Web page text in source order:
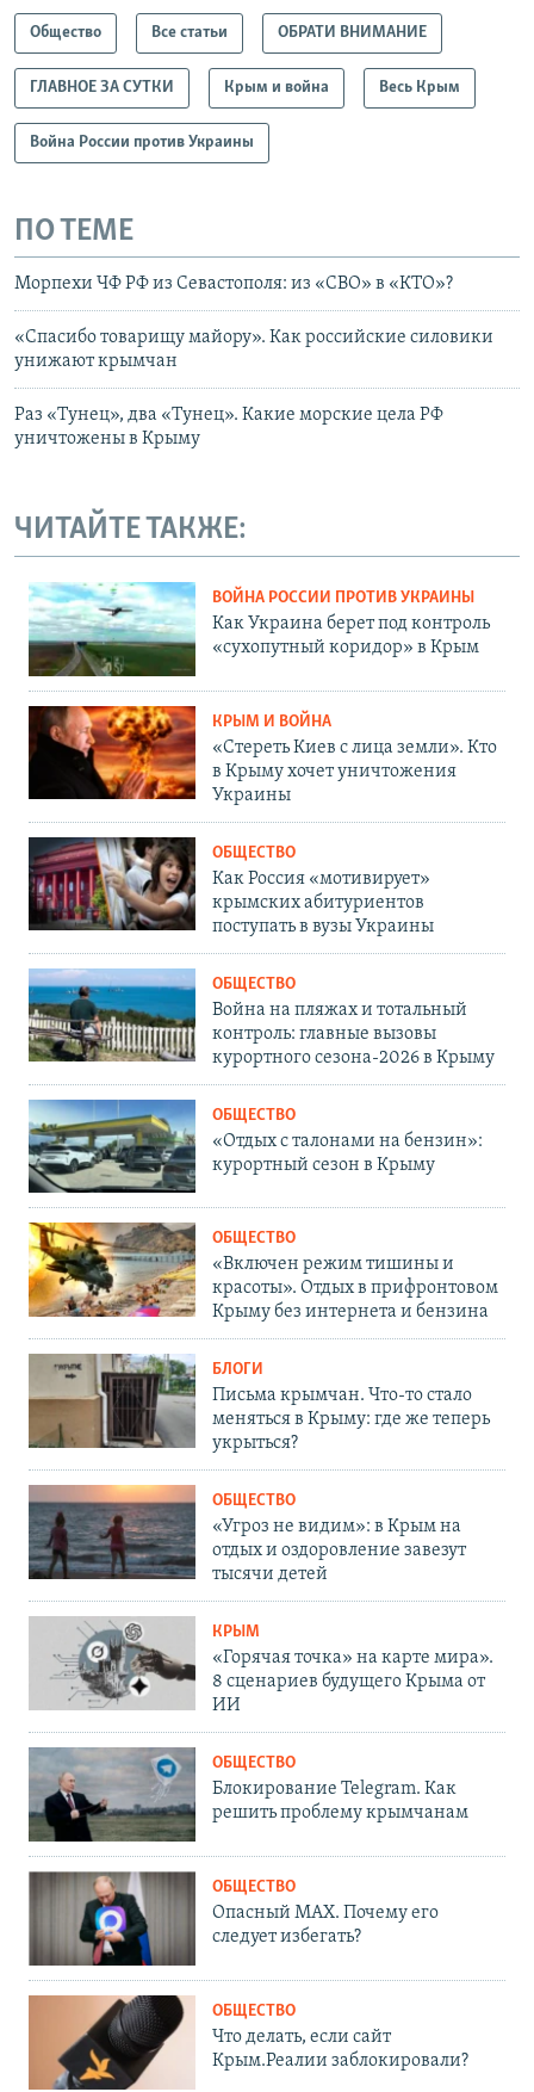
Общество Все статьи ОБРАТИ ВНИМАНИЕ
ГЛАВНОЕ ЗА СУТКИ Крым и война Весь Крым
Война России против Украины
ПО ТЕМЕ
Морпехи ЧФ РФ из Севастополя: из «СВО» в «КТО»?
«Спасибо товарищу майору». Как российские силовики
унижают крымчан
Раз «Тунец», два «Тунец». Какие морские цела РФ
уничтожены в Крыму
ЧИТАЙТЕ ТАКЖЕ:
ВОЙНА РОССИИ ПРОТИВ УКРАИНЫ
Как Украина берет под контроль
«сухопутный коридор» в Крым
КРЫМ И ВОЙНА
«Стереть Киев с лица земли». Кто
в Крыму хочет уничтожения
Украины
ОБЩЕСТВО
Как Россия «мотивирует»
крымских абитуриентов
поступать в вузы Украины
ОБЩЕСТВО
Война на пляжах и тотальный
контроль: главные вызовы
курортного сезона-2026 в Крыму
ОБЩЕСТВО
«Отдых с талонами на бензин»:
курортный сезон в Крыму
ОБЩЕСТВО
«Включен режим тишины и
красоты». Отдых в прифронтовом
Крыму без интернета и бензина
БЛОГИ
Письма крымчан. Что-то стало
меняться в Крыму: где же теперь
укрыться?
ОБЩЕСТВО
«Угроз не видим»: в Крым на
отдых и оздоровление завезут
тысячи детей
КРЫМ
«Горячая точка» на карте мира».
8 сценариев будущего Крыма от
ИИ
ОБЩЕСТВО
Блокирование Telegram. Как
решить проблему крымчанам
ОБЩЕСТВО
Опасный MAX. Почему его
следует избегать?
ОБЩЕСТВО
Что делать, если сайт
Крым.Реалии заблокировали?